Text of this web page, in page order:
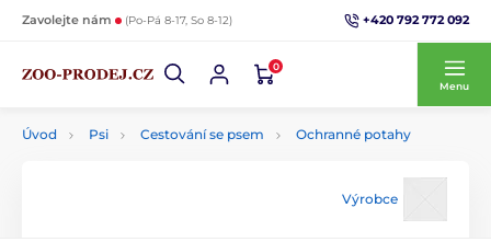
Zavolejte nám (Po-Pá 8-17, So 8-12) +420 792 772 092
0
Menu
Úvod Psi Cestování se psem Ochranné potahy
Výrobce